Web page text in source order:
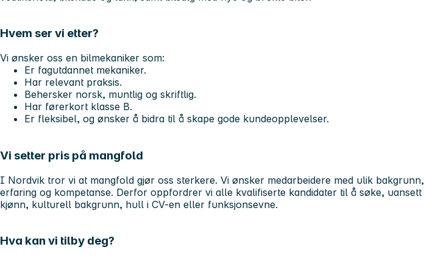
Hvem ser vi etter?
Vi ønsker oss en bilmekaniker som:
Er fagutdannet mekaniker.
Har relevant praksis.
Behersker norsk, muntlig og skriftlig.
Har førerkort klasse B.
Er fleksibel, og ønsker å bidra til å skape gode kundeopplevelser.
Vi setter pris på mangfold
I Nordvik tror vi at mangfold gjør oss sterkere. Vi ønsker medarbeidere med ulik bakgrunn,
erfaring og kompetanse. Derfor oppfordrer vi alle kvalifiserte kandidater til å søke, uansett
kjønn, kulturell bakgrunn, hull i CV-en eller funksjonsevne.
Hva kan vi tilby deg?